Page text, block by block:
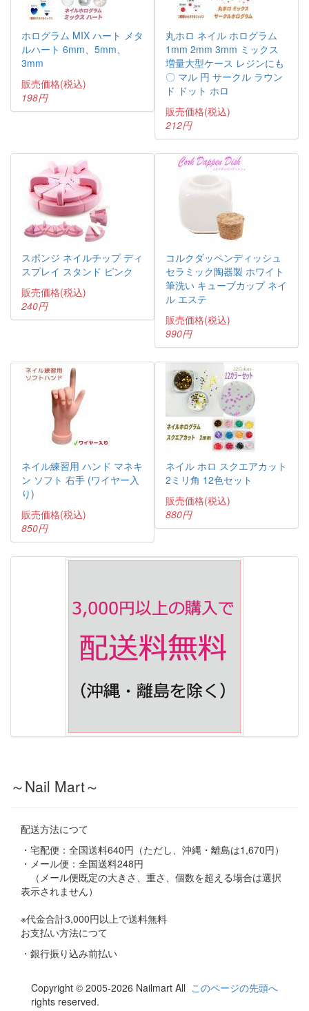
ホログラム MIX ハート メタ
ルハート 6mm、5mm、
3mm
販売価格(税込)
198円
丸ホロ ネイル ホログラム
1mm 2mm 3mm ミックス
増量大型ケース レジンにも
〇 マル 円 サークル ラウン
ド ドット ホロ
販売価格(税込)
212円
スポンジ ネイルチップ ディ
スプレイ スタンド ピンク
販売価格(税込)
240円
コルクダッペンディッシュ
セラミック陶器製 ホワイト
筆洗い キューブカップ ネイ
ル エステ
販売価格(税込)
990円
ネイル練習用 ハンド マネキ
ン ソフト 右手 (ワイヤー入
り)
販売価格(税込)
850円
ネイル ホロ スクエアカット
2ミリ角 12色セット
販売価格(税込)
880円
～Nail Mart～
配送方法につて
・宅配便：全国送料640円（ただし、沖縄・離島は1,670円）
・メール便：全国送料248円
（メール便既定の大きさ、重さ、個数を超える場合は選択
表示されません）
※代金合計3,000円以上で送料無料
お支払い方法につて
・銀行振り込み前払い
このページの先頭へ
Copyright © 2005-2026 Nailmart All
rights reserved.